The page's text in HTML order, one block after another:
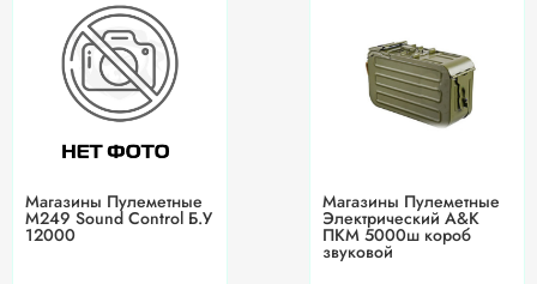
Магазины Пулеметные
М249 Sound Control Б.У
12000
Магазины Пулеметные
Электрический A&K
ПКМ 5000ш короб
звуковой